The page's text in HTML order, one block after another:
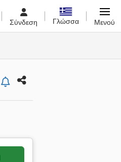
Σύνδεση Γλώσσα Μενού